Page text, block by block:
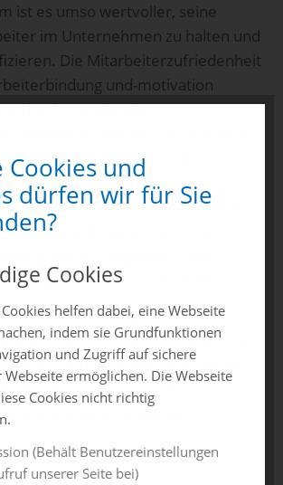
ist es umso wertvoller, seine
im Unternehmen zu halten und
Die Mitarbeiterzufriedenheit
und-motivation
durch Anreize wie
an sich, sondern auch
von einem topmotivierten
beweisen Mitarbeiter in einer
Weiterbildung eine hohe
auch persönlich enorm weiter.
von jedem Durchgang einer
entwickeln unsere Programme
Nur so kann auch das Zentrum für
der THD den
am Markt gerecht werden.
Cookies und
dürfen wir für Sie
Cookies
helfen dabei, eine Webseite
indem sie Grundfunktionen
und Zugriff auf sichere
Webseite ermöglichen. Die Webseite
Cookies nicht richtig
(Behält Benutzereinstellungen
unserer Seite bei)